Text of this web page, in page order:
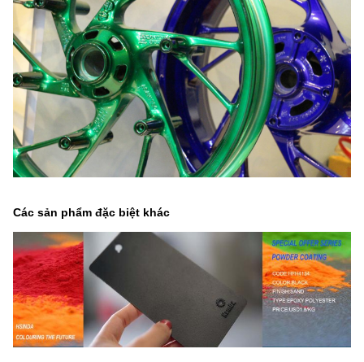
Các sản phẩm đặc biệt khác